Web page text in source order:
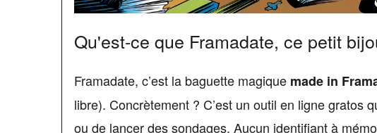
Qu'est-ce que Framadate, ce petit
Framadate, c’est la baguette magique made in
libre). Concrètement ? C’est un outil en ligne gratos
ou de lancer des sondages. Aucun identifiant à